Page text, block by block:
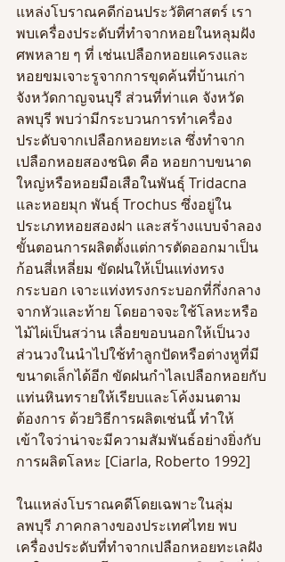
แหล่งโบราณคดีก่อนประวัติศาสตร์ เรา
พบเครื่องประดับที่ทำจากหอยในหลุมฝัง
ศพหลาย ๆ ที่ เช่นเปลือกหอยแครงและ
หอยขมเจาะรูจากการขุดค้นที่บ้านเก่า
จังหวัดกาญจนบุรี ส่วนที่ท่าแค จังหวัด
ลพบุรี พบว่ามีกระบวนการทำเครื่อง
ประดับจากเปลือกหอยทะเล ซึ่งทำจาก
เปลือกหอยสองชนิด คือ หอยกาบขนาด
ใหญ่หรือหอยมือเสือในพันธุ์ Tridacna
และหอยมุก พันธุ์ Trochus ซึ่งอยู่ใน
ประเภทหอยสองฝา และสร้างแบบจำลอง
ขั้นตอนการผลิตตั้งแต่การตัดออกมาเป็น
ก้อนสี่เหลี่ยม ขัดฝนให้เป็นแท่งทรง
กระบอก เจาะแท่งทรงกระบอกที่กึ่งกลาง
จากหัวและท้าย โดยอาจจะใช้โลหะหรือ
ไม้ไผ่เป็นสว่าน เลื่อยขอบนอกให้เป็นวง
ส่วนวงในนำไปใช้ทำลูกปัดหรือต่างหูที่มี
ขนาดเล็กได้อีก ขัดฝนกำไลเปลือกหอยกับ
แท่นหินทรายให้เรียบและโค้งมนตาม
ต้องการ ด้วยวิธีการผลิตเช่นนี้ ทำให้
เข้าใจว่าน่าจะมีความสัมพันธ์อย่างยิ่งกับ
การผลิตโลหะ [Ciarla, Roberto 1992]
ในแหล่งโบราณคดีโดยเฉพาะในลุ่ม
ลพบุรี ภาคกลางของประเทศไทย พบ
เครื่องประดับที่ทำจากเปลือกหอยทะเลฝัง